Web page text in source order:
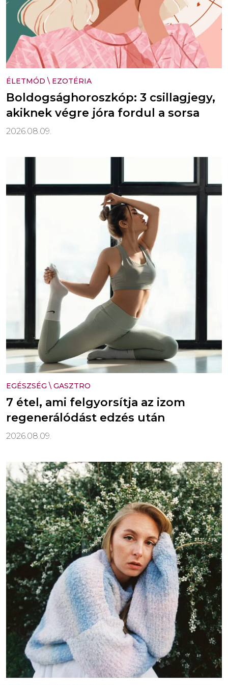
ÉLETMÓD \ EZOTÉRIA
Boldogsághoroszkóp: 3 csillagjegy,
akiknek végre jóra fordul a sorsa
2026.08.09.
EGÉSZSÉG \ GASZTRO
7 étel, ami felgyorsítja az izom
regenerálódást edzés után
2026.08.09.